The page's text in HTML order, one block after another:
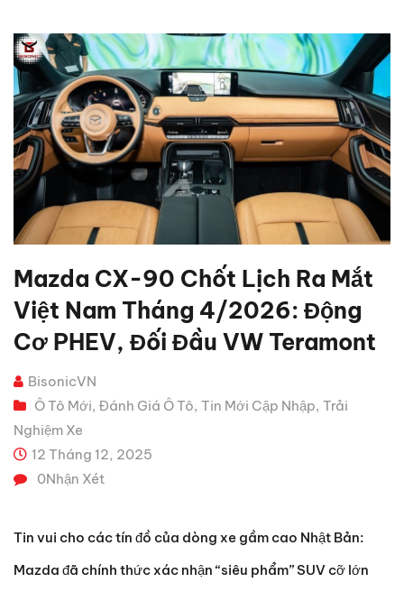
Mazda CX-90 Chốt Lịch Ra Mắt
Việt Nam Tháng 4/2026: Động
Cơ PHEV, Đối Đầu VW Teramont
BisonicVN
Ô Tô Mới, Đánh Giá Ô Tô, Tin Mới Cập Nhập, Trải
Nghiệm Xe
12 Tháng 12, 2025
0Nhận Xét
Tin vui cho các tín đồ của dòng xe gầm cao Nhật Bản:
Mazda đã chính thức xác nhận “siêu phẩm” SUV cỡ lớn